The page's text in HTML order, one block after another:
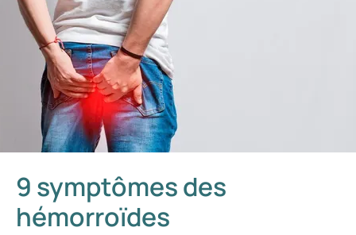
9 symptômes des
hémorroïdes